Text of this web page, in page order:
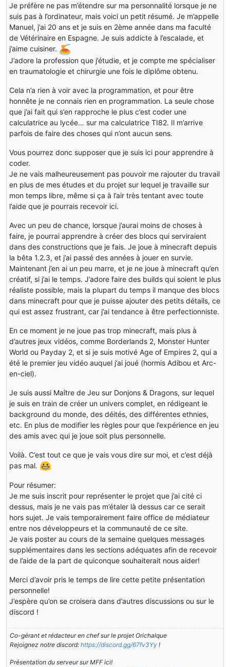
Je préfère ne pas m’étendre sur ma personnalité lorsque je ne
suis pas à l’ordinateur, mais voici un petit résumé. Je m’appelle
Manuel, j’ai 20 ans et je suis en 2ème année dans ma faculté
de Vétérinaire en Espagne. Je suis addicte à l’escalade, et
j’aime cuisiner.
J’adore la profession que j’étudie, et je compte me spécialiser
en traumatologie et chirurgie une fois le diplôme obtenu.
Cela n’a rien à voir avec la programmation, et pour être
honnête je ne connais rien en programmation. La seule chose
que j’ai fait qui s’en rapproche le plus c’est coder une
calculatrice au lycée… sur ma calculatrice TI82. Il m’arrive
parfois de faire des choses qui n’ont aucun sens.
Vous pourrez donc supposer que je suis ici pour apprendre à
coder.
Je ne vais malheureusement pas pouvoir me rajouter du travail
en plus de mes études et du projet sur lequel je travaille sur
mon temps libre, même si ça à l’air très tentant avec toute
l’aide que je pourrais recevoir ici.
Avec un peu de chance, lorsque j’aurai moins de choses à
faire, je pourrai apprendre à créer des blocs qui serviraient
dans des constructions que je fais. Je joue à minecraft depuis
la bêta 1.2.3, et j’ai passé des années à jouer en survie.
Maintenant j’en ai un peu marre, et je ne joue à minecraft qu’en
créatif, si j’ai le temps. J’adore faire des builds qui soient le plus
réaliste possible, mais la plupart du temps il manque des blocs
dans minecraft pour que je puisse ajouter des petits détails, ce
qui est assez frustrant, car j’ai tendance à être perfectionniste.
En ce moment je ne joue pas trop minecraft, mais plus à
d’autres jeux vidéos, comme Borderlands 2, Monster Hunter
World ou Payday 2, et si je suis motivé Age of Empires 2, qui a
été le premier jeu vidéo auquel j’ai joué (hormis Adibou et Arc-
en-ciel).
Je suis aussi Maître de Jeu sur Donjons & Dragons, sur lequel
je suis en train de créer un univers complet, en rédigeant le
background du monde, des déités, des différentes ethnies,
etc. En plus de modifier les règles pour que l’expérience en jeu
des amis avec qui je joue soit plus personnelle.
Voilà. C’est tout ce que je vais vous dire sur moi, et c’est déjà
pas mal.
Pour résumer:
Je me suis inscrit pour représenter le projet que j’ai cité ci
dessus, mais je ne vais pas m’étaler là dessus car ce serait
hors sujet. Je vais temporairement faire office de médiateur
entre nos développeurs et la communauté de ce site.
Je vais poster au cours de la semaine quelques messages
supplémentaires dans les sections adéquates afin de recevoir
de l’aide de la part de quiconque souhaiterait nous aider!
Merci d’avoir pris le temps de lire cette petite présentation
personnelle!
J’espère qu’on se croisera dans d’autres discussions ou sur le
discord !
Co-gérant et rédacteur en chef sur le projet Orichalque
Rejoignez notre discord: https://discord.gg/67fv3Yy !
Présentation du serveur sur MFF ici!